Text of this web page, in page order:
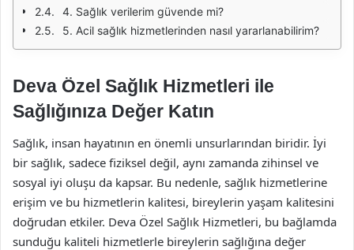
4. Sağlık verilerim güvende mi?
5. Acil sağlık hizmetlerinden nasıl yararlanabilirim?
Deva Özel Sağlık Hizmetleri ile
Sağlığınıza Değer Katın
Sağlık, insan hayatının en önemli unsurlarından biridir. İyi
bir sağlık, sadece fiziksel değil, aynı zamanda zihinsel ve
sosyal iyi oluşu da kapsar. Bu nedenle, sağlık hizmetlerine
erişim ve bu hizmetlerin kalitesi, bireylerin yaşam kalitesini
doğrudan etkiler. Deva Özel Sağlık Hizmetleri, bu bağlamda
sunduğu kaliteli hizmetlerle bireylerin sağlığına değer